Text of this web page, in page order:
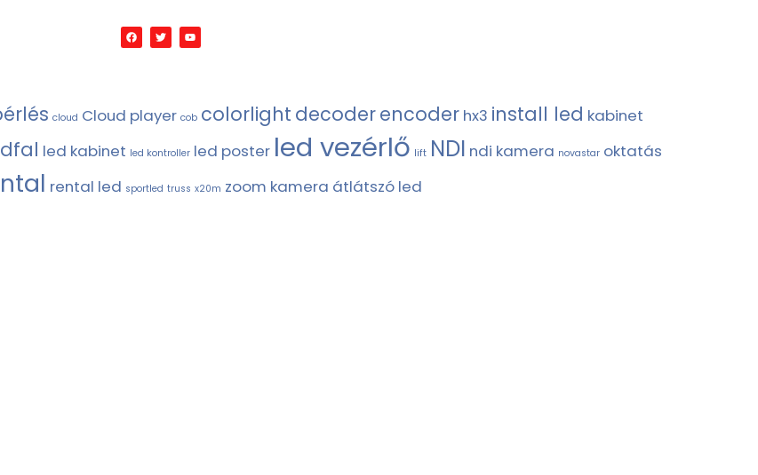
cloud Cloud player cob colorlight decoderencoder hx3 install led kabinet
led kabinet led kontroller led poster led vezérlő lift NDI ndi kamera novastar oktatás
rental led sportled truss x20m zoom kamera átlátszó led